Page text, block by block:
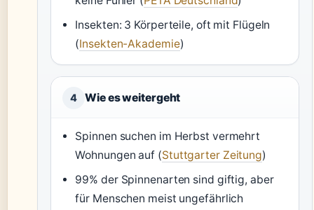
Insekten: 3 Körperteile, oft mit Flügeln
(Insekten-Akademie)
4 Wie es weitergeht
Spinnen suchen im Herbst vermehrt
Wohnungen auf (Stuttgarter Zeitung)
99% der Spinnenarten sind giftig, aber
für Menschen meist ungefährlich